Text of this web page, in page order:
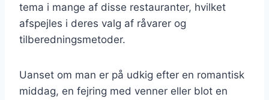
tema i mange af disse restauranter, hvilket
afspejles i deres valg af råvarer og
tilberedningsmetoder.
Uanset om man er på udkig efter en romantisk
middag, en fejring med venner eller blot en